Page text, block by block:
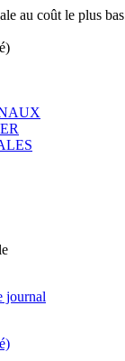
au coût le plus bas
journal